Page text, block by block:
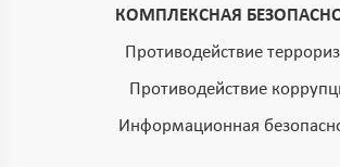
КОМПЛЕКСНАЯ
Противодействие
Противодействие
Информационная